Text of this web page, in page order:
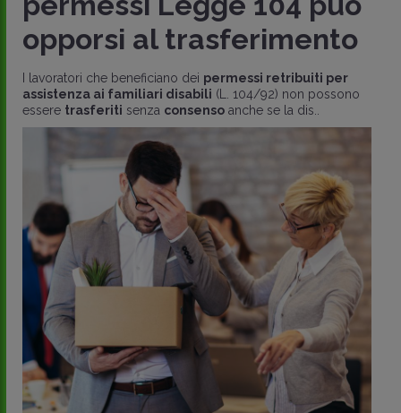
opporsi al trasferimento
I lavoratori che beneficiano dei permessi retribuiti per
assistenza ai familiari disabili (L. 104/92) non possono
essere trasferiti senza consenso anche se la dis..